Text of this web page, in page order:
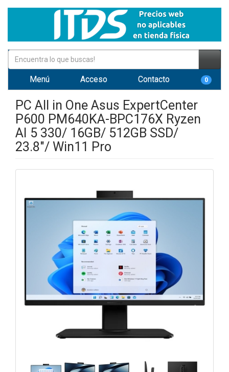
Menú Acceso Contacto 0
PC All in One Asus ExpertCenter
P600 PM640KA-BPC176X Ryzen
AI 5 330/ 16GB/ 512GB SSD/
23.8"/ Win11 Pro